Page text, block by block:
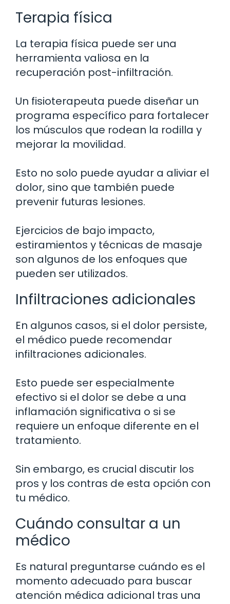
Terapia física
La terapia física puede ser una
herramienta valiosa en la
recuperación post-infiltración.
Un fisioterapeuta puede diseñar un
programa específico para fortalecer
los músculos que rodean la rodilla y
mejorar la movilidad.
Esto no solo puede ayudar a aliviar el
dolor, sino que también puede
prevenir futuras lesiones.
Ejercicios de bajo impacto,
estiramientos y técnicas de masaje
son algunos de los enfoques que
pueden ser utilizados.
Infiltraciones adicionales
En algunos casos, si el dolor persiste,
el médico puede recomendar
infiltraciones adicionales.
Esto puede ser especialmente
efectivo si el dolor se debe a una
inflamación significativa o si se
requiere un enfoque diferente en el
tratamiento.
Sin embargo, es crucial discutir los
pros y los contras de esta opción con
tu médico.
Cuándo consultar a un
médico
Es natural preguntarse cuándo es el
momento adecuado para buscar
atención médica adicional tras una